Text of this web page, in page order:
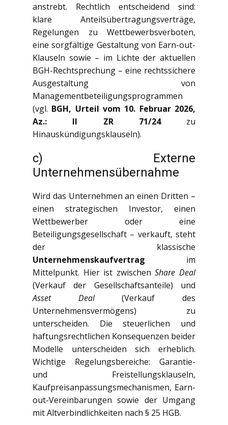
anstrebt. Rechtlich entscheidend sind:
klare Anteilsübertragungsverträge,
Regelungen zu Wettbewerbsverboten,
eine sorgfältige Gestaltung von Earn-out-
Klauseln sowie – im Lichte der aktuellen
BGH-Rechtsprechung – eine rechtssichere
Ausgestaltung von
Managementbeteiligungsprogrammen
(vgl. BGH, Urteil vom 10. Februar 2026,
Az.: II ZR 71/24zu
Hinauskündigungsklauseln).
c) Externe
Unternehmensübernahme
Wird das Unternehmen an einen Dritten –
einen strategischen Investor, einen
Wettbewerber oder eine
Beteiligungsgesellschaft – verkauft, steht
der klassische
Unternehmenskaufvertrag im
Mittelpunkt. Hier ist zwischenShare Deal
(Verkauf der Gesellschaftsanteile) und
Asset Deal(Verkauf des
Unternehmensvermögens) zu
unterscheiden. Die steuerlichen und
haftungsrechtlichen Konsequenzen beider
Modelle unterscheiden sich erheblich.
Wichtige Regelungsbereiche: Garantie-
und Freistellungsklauseln,
Kaufpreisanpassungsmechanismen, Earn-
out-Vereinbarungen sowie der Umgang
mit Altverbindlichkeiten nach § 25 HGB.